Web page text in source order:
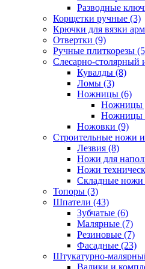
Разводные
Корщетки ручные (3)
Крючки для вязки
Отвертки (9)
Ручные плиткорезы
Слесарно-столярный
Кувалды (8)
Ломы (3)
Ножницы (6)
Ножницы
Ножницы
Ножовки (9)
Строительные ножи и
Лезвия (8)
Ножи для
Ножи
Складные ножи
Топоры (3)
Шпатели (43)
Зубчатые (6)
Малярные (7)
Резиновые (7)
Фасадные (23)
Штукатурно-
Валики и